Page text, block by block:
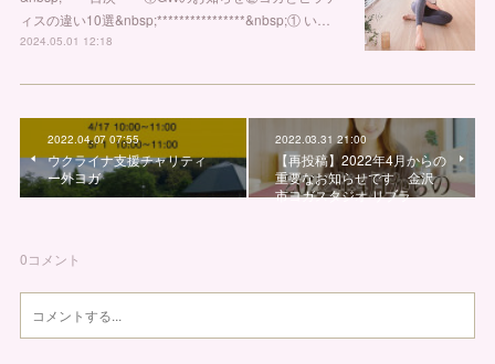
ィスの違い10選&nbsp;****************&nbsp;① い…
2024.05.01 12:18
2022.04.07 07:55
ウクライナ支援チャリティ
ー外ヨガ
2022.03.31 21:00
【再投稿】2022年4月からの
重要なお知らせです 金沢
市ヨガスタジオ リブラ
0コメント